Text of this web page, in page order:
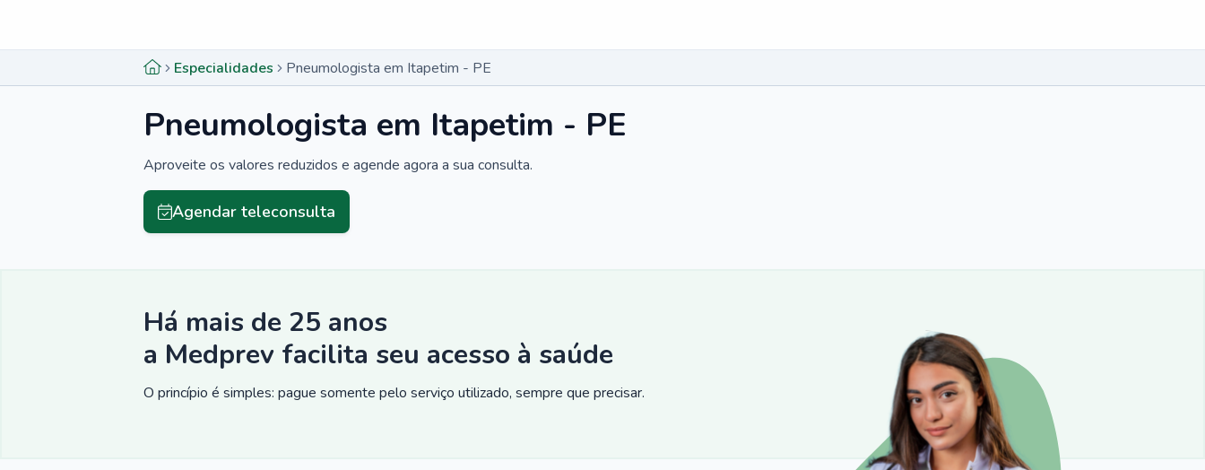
Especialidades Pneumologista em Itapetim - PE
Pneumologista em Itapetim - PE
Aproveite os valores reduzidos e agende agora a sua consulta.
Agendar teleconsulta
Há mais de 25 anos
a Medprev facilita seu acesso à saúde
O princípio é simples: pague somente pelo serviço utilizado, sempre que precisar.